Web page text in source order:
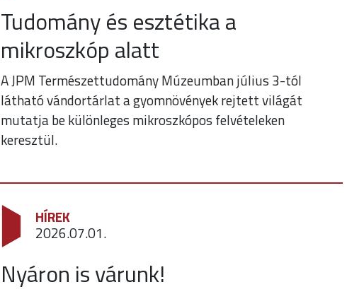
Tudomány és esztétika a
mikroszkóp alatt
A JPM Természettudomány Múzeumban július 3-tól
látható vándortárlat a gyomnövények rejtett világát
mutatja be különleges mikroszkópos felvételeken
keresztül.
HÍREK
2026.07.01.
Nyáron is várunk!